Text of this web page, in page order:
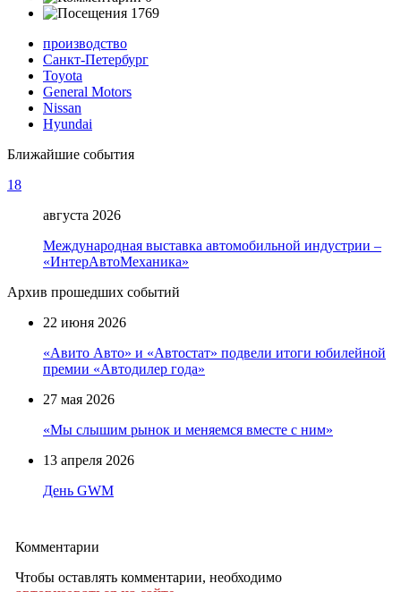
1769
производство
Санкт-Петербург
Toyota
General Motors
Nissan
Hyundai
Ближайшие события
18
августа 2026
Международная выставка автомобильной индустрии –
«ИнтерАвтоМеханика»
Архив прошедших событий
22 июня 2026
«Авито Авто» и «Автостат» подвели итоги юбилейной
премии «Автодилер года»
27 мая 2026
«Мы слышим рынок и меняемся вместе с ним»
13 апреля 2026
День GWM
Комментарии
Чтобы оставлять комментарии, необходимо